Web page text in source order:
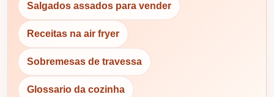
Salgados assados para vender
Receitas na air fryer
Sobremesas de travessa
Glossario da cozinha